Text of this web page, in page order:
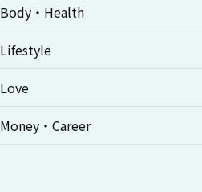
Body・Health
Lifestyle
Love
Money・Career